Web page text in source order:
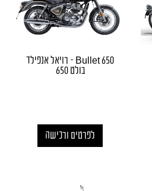
Bullet 650 – רויאל אנפילד
בולט 650
לפרטים ורכישה